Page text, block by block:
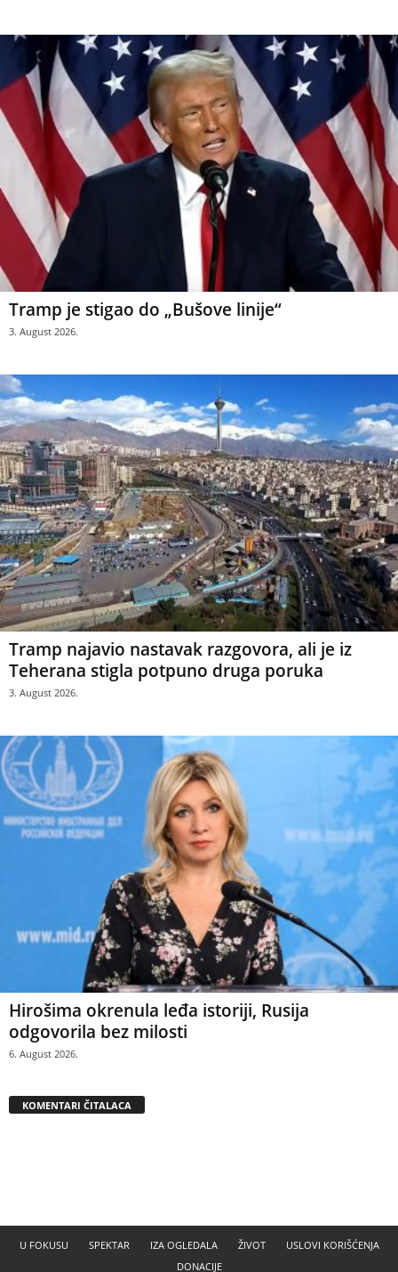
Tramp je stigao do „Bušove linije“
3. August 2026.
Tramp najavio nastavak razgovora, ali je iz
Teherana stigla potpuno druga poruka
3. August 2026.
Hirošima okrenula leđa istoriji, Rusija
odgovorila bez milosti
6. August 2026.
KOMENTARI ČITALACA
U FOKUSU SPEKTAR IZA OGLEDALA ŽIVOT
USLOVI KORIŠĆENJA
DONACIJE